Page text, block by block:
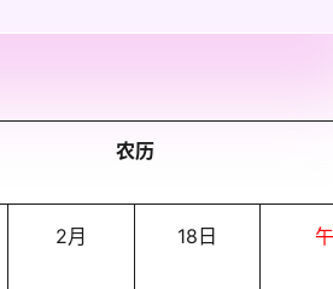
农历
2月 18日 午